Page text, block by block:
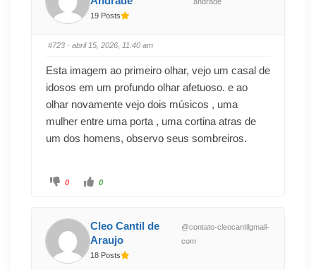
andrade
19 Posts
#723 · abril 15, 2026, 11:40 am
Esta imagem ao primeiro olhar, vejo um casal de
idosos em um profundo olhar afetuoso. e ao
olhar novamente vejo dois músicos , uma
mulher entre uma porta , uma cortina atras de
um dos homens, observo seus sombreiros.
0 0
Cleo Cantil de
Araujo
@contato-cleocantilgmail-
com
18 Posts